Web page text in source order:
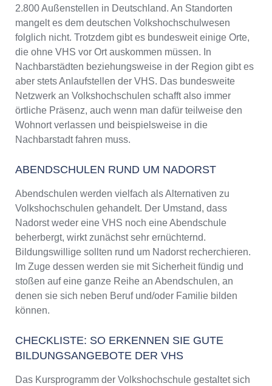
2.800 Außenstellen in Deutschland. An Standorten
mangelt es dem deutschen Volkshochschulwesen
folglich nicht. Trotzdem gibt es bundesweit einige Orte,
die ohne VHS vor Ort auskommen müssen. In
Nachbarstädten beziehungsweise in der Region gibt es
aber stets Anlaufstellen der VHS. Das bundesweite
Netzwerk an Volkshochschulen schafft also immer
örtliche Präsenz, auch wenn man dafür teilweise den
Wohnort verlassen und beispielsweise in die
Nachbarstadt fahren muss.
ABENDSCHULEN RUND UM NADORST
Abendschulen werden vielfach als Alternativen zu
Volkshochschulen gehandelt. Der Umstand, dass
Nadorst weder eine VHS noch eine Abendschule
beherbergt, wirkt zunächst sehr ernüchternd.
Bildungswillige sollten rund um Nadorst recherchieren.
Im Zuge dessen werden sie mit Sicherheit fündig und
stoßen auf eine ganze Reihe an Abendschulen, an
denen sie sich neben Beruf und/oder Familie bilden
können.
CHECKLISTE: SO ERKENNEN SIE GUTE
BILDUNGSANGEBOTE DER VHS
Das Kursprogramm der Volkshochschule gestaltet sich